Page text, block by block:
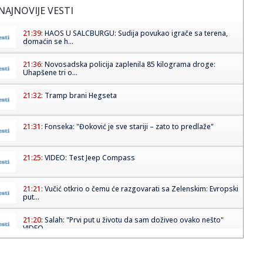
VESTI
21:39: HAOS U SALCBURGU: Sudija povukao igrače sa terena,
domaćin se h...
21:36: Novosadska policija zaplenila 85 kilograma droge:
Uhapšene tri o...
21:32: Tramp brani Hegseta
21:31: Fonseka: "Đoković je sve stariji – zato to predlaže"
21:25: VIDEO: Test Jeep Compass
21:21: Vučić otkrio o čemu će razgovarati sa Zelenskim: Evropski
put...
21:20: Salah: "Prvi put u životu da sam doživeo ovako nešto"
VIDEO